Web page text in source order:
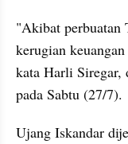
"Akibat perbuatan
kerugian
kata Harli Siregar,
pada Sabtu (27/7).
Ujang Iskandar